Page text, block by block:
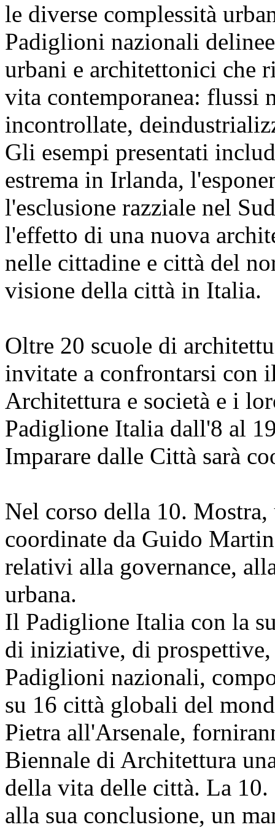
le diverse complessità
Padiglioni nazionali
urbani e architettonici che
vita contemporanea: flussi
incontrollate,
Gli esempi presentati
estrema in Irlanda,
l'esclusione razziale nel
l'effetto di una nuova
nelle cittadine e città del
visione della città in Italia.
Oltre 20 scuole di
invitate a confrontarsi con
Architettura e società e i
Padiglione Italia dall'8 al
Imparare dalle Città sarà
Nel corso della 10.
coordinate da Guido
relativi alla governance,
urbana.
Il Padiglione Italia con la
di iniziative, di
Padiglioni nazionali,
su 16 città globali del
Pietra all'Arsenale,
Biennale di Architettura
della vita delle città. La
alla sua conclusione, un